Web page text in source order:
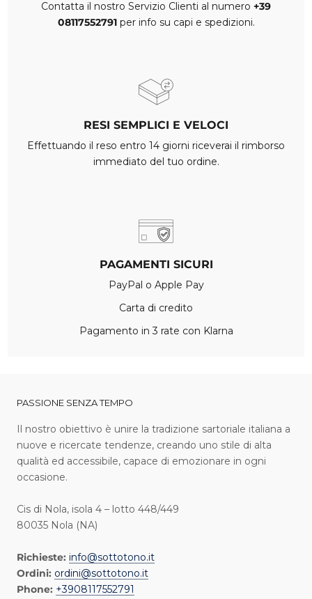
Contatta il nostro Servizio Clienti al numero +39
08117552791 per info su capi e spedizioni.
RESI SEMPLICI E VELOCI
Effettuando il reso entro 14 giorni riceverai il rimborso
immediato del tuo ordine.
PAGAMENTI SICURI
PayPal o Apple Pay
Carta di credito
Pagamento in 3 rate con Klarna
PASSIONE SENZA TEMPO
I l nostro obiettivo è unire la tradizione sartoriale italiana a
nuove e ricercate tendenze, creando uno stile di alta
qualità ed accessibile, capace di emozionare in ogni
occasione.
Cis di Nola, isola 4 – lotto 448/449
80035 Nola (NA)
Richieste: info@sottotono.it
Ordini: ordini@sottotono.it
Phone: +3908117552791